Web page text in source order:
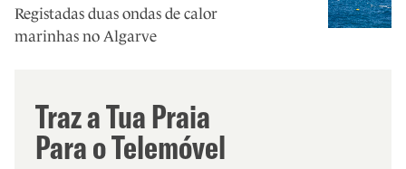
Registadas duas ondas de calor
marinhas no Algarve
Traz a Tua Praia
Para o Telemóvel